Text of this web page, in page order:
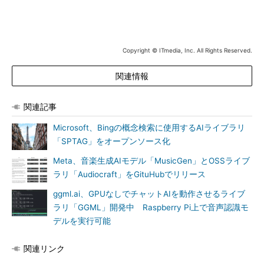
Copyright © ITmedia, Inc. All Rights Reserved.
関連情報
関連記事
Microsoft、Bingの概念検索に使用するAIライブラリ
「SPTAG」をオープンソース化
Meta、音楽生成AIモデル「MusicGen」とOSSライブ
ラリ「Audiocraft」をGituHubでリリース
ggml.ai、GPUなしでチャットAIを動作させるライブ
ラリ「GGML」開発中 Raspberry Pi上で音声認識モ
デルを実行可能
関連リンク